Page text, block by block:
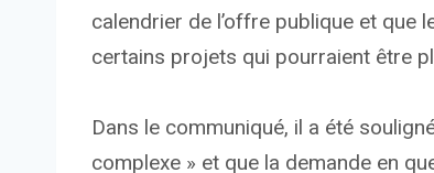
calendrier de l’offre publique et
certains projets qui pourraient être
Dans le communiqué, il a été
complexe » et que la demande en